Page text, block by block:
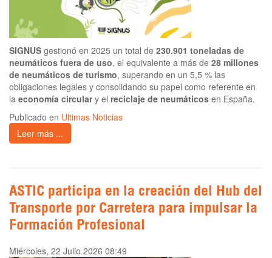
SIGNUS gestionó en 2025 un total de 230.901 toneladas de
neumáticos fuera de uso, el equivalente a más de 28 millones
de neumáticos de turismo, superando en un 5,5 % las
obligaciones legales y consolidando su papel como referente en
la economía circulary el reciclaje de neumáticos en España.
Publicado en Ultimas Noticias
Leer más ...
ASTIC participa en la creación del Hub del
Transporte por Carretera para impulsar la
Formación Profesional
Miércoles, 22 Julio 2026 08:49